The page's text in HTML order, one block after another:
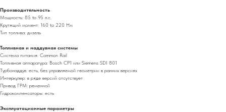
Производительность
Мощность: 85 to 95 л.с.
Крутящий момент: 160 to 220 Нм
Тип топлива: дизель
Топливная и наддувная системы
Система питания: Common Rail
Топливная аппаратура: Bosch CP1 или Siemens SDI 801
Турбонаддув: есть, без управляемой геометрии в ранних версиях
Интеркулер: в ряде версий отсутствует
Привод ГРМ: ременной
Гидрокомпенсаторы: есть
Эксплуатационные параметры